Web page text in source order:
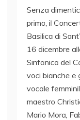
Senza
primo, il
Basilica di
16 dicembre
Sinfonica del
voci bianche e
vocale
maestro
Mario Mora,